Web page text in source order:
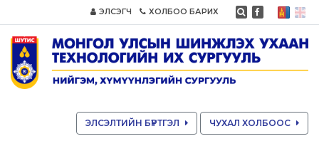
ЭЛСЭГЧ ХОЛБОО БАРИХ
ЭЛСЭЛТИЙН БҮРТГЭЛ ЧУХАЛ ХОЛБООС